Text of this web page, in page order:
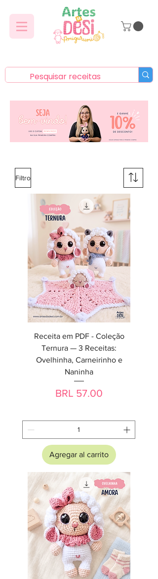
Filtro
Receita em PDF - Coleção
Ternura — 3 Receitas:
Ovelhinha, Carneirinho e
Naninha
Precio
BRL 57.00
Agregar al carrito